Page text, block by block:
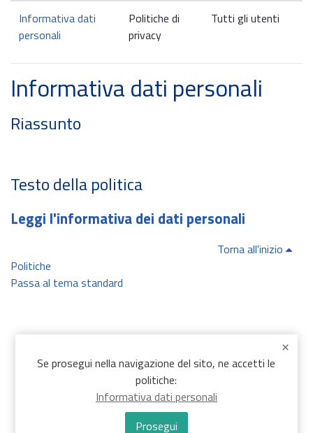
Informativa dati
personali
Politiche di
privacy
Tutti gli utenti
Informativa dati personali
Riassunto
Testo della politica
Leggi l'informativa dei dati personali
Torna all'inizio
Politiche
Passa al tema standard
Se prosegui nella navigazione del sito, ne accetti le
politiche:
Informativa dati personali
Prosegui